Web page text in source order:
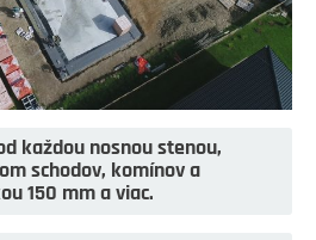
každou nosnou stenou,
schodov, komínov a
150 mm a viac.